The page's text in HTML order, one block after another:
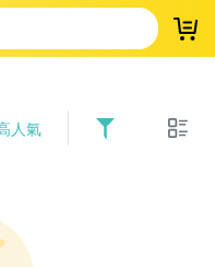
登
人氣